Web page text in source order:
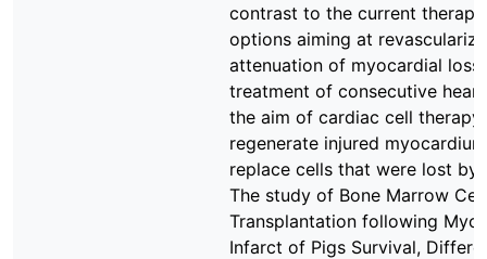
contrast to the current
options aiming at
attenuation of myocardial loss
treatment of consecutive
the aim of cardiac cell therapy
regenerate injured
replace cells that were lost by
The study of Bone Marrow Cell
Transplantation following
Infarct of Pigs Survival,